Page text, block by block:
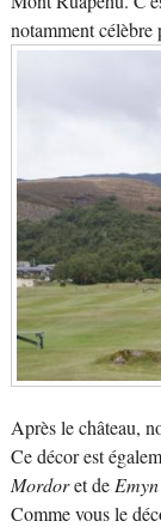
notamment célèbre
Après le château,
Ce décor est
Mordoret de
Comme vous le